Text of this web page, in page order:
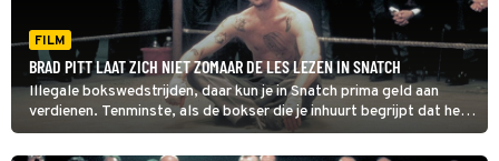
FILM
BRAD PITT LAAT ZICH NIET ZOMAAR DE LES LEZEN IN SNATCH
Illegale bokswedstrijden, daar kun je in Snatch prima geld aan
verdienen. Tenminste, als de bokser die je inhuurt begrijpt dat het
de bedoeling is dat hij verliest.